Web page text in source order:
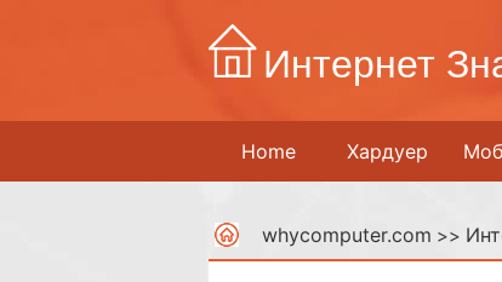
Интернет
Home Хардуер
whycomputer.com >>